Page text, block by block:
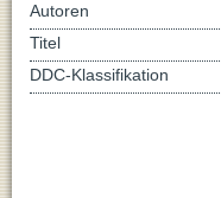
Autoren
Titel
DDC-Klassifikation